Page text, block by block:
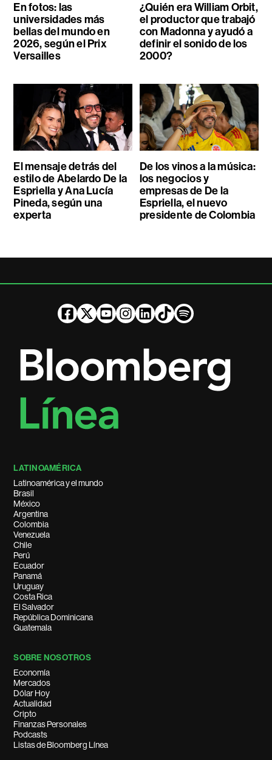
En fotos: las
universidades más
bellas del mundo en
2026, según el Prix
Versailles
¿Quién era William Orbit,
el productor que trabajó
con Madonna y ayudó a
definir el sonido de los
2000?
El mensaje detrás del
estilo de Abelardo De la
Espriella y Ana Lucía
Pineda, según una
experta
De los vinos a la música:
los negocios y
empresas de De la
Espriella, el nuevo
presidente de Colombia
LATINOAMÉRICA
Latinoamérica y el mundo
Brasil
México
Argentina
Colombia
Venezuela
Chile
Perú
Ecuador
Panamá
Uruguay
Costa Rica
El Salvador
República Dominicana
Guatemala
SOBRE NOSOTROS
Economía
Mercados
Dólar Hoy
Actualidad
Cripto
Finanzas Personales
Podcasts
Listas de Bloomberg Línea